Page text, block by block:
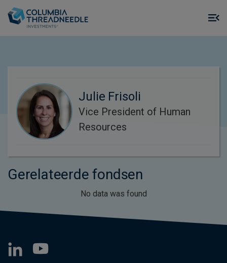
Julie Frisoli
Vice President of Human
Resources
Gerelateerde fondsen
No data was found